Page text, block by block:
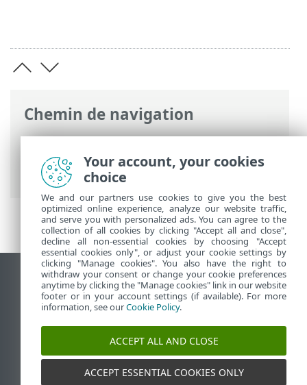
Chemin de navigation
Aide en ligne ESET>ESET PROTECT On-
Prem>Introduction>Architecture>
Agent
Afficher le site des postes de travail
End of Life
Base de connaissances ESET
Forum ESET
ESET Status Portal
Support régional
Your account, your cookies
choice
We and our partners use cookies to give you the best
optimized online experience, analyze our website traffic,
and serve you with personalized ads. You can agree to the
collection of all cookies by clicking "Accept all and close",
decline all non-essential cookies by choosing "Accept
essential cookies only", or adjust your cookie settings by
clicking "Manage cookies". You also have the right to
withdraw your consent or change your cookie preferences
anytime by clicking the "Manage cookies" link in our website
footer or in your account settings (if available). For more
information, see ourCookie Policy.
ACCEPT ALL AND CLOSE
ACCEPT ESSENTIAL COOKIES ONLY